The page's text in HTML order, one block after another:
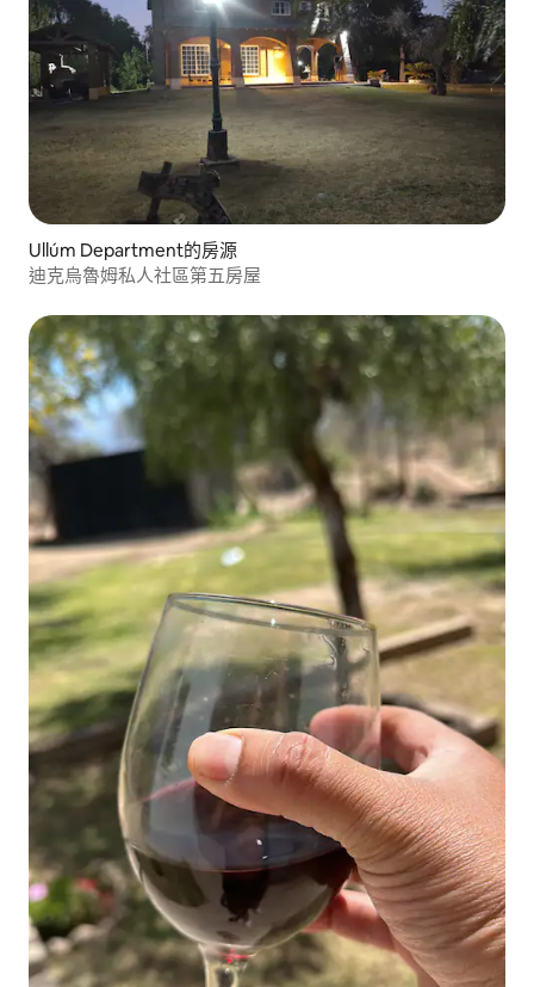
Ullúm Department的房源
迪克烏魯姆私人社區第五房屋